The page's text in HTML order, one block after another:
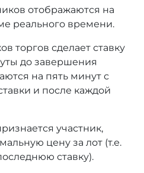
отображаются на
реального времени.
торгов сделает ставку
до завершения
на пять минут с
и после каждой
участник,
цену за лот (т.е.
ставку).